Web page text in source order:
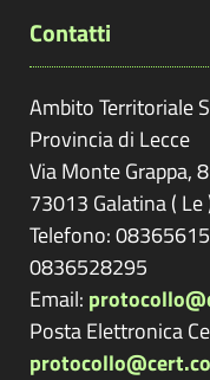
Contatti
Ambito Territoriale
Provincia di Lecce
Via Monte Grappa, 8
73013 Galatina( Le
Telefono:
0836528295
Email:
Posta Elettronica